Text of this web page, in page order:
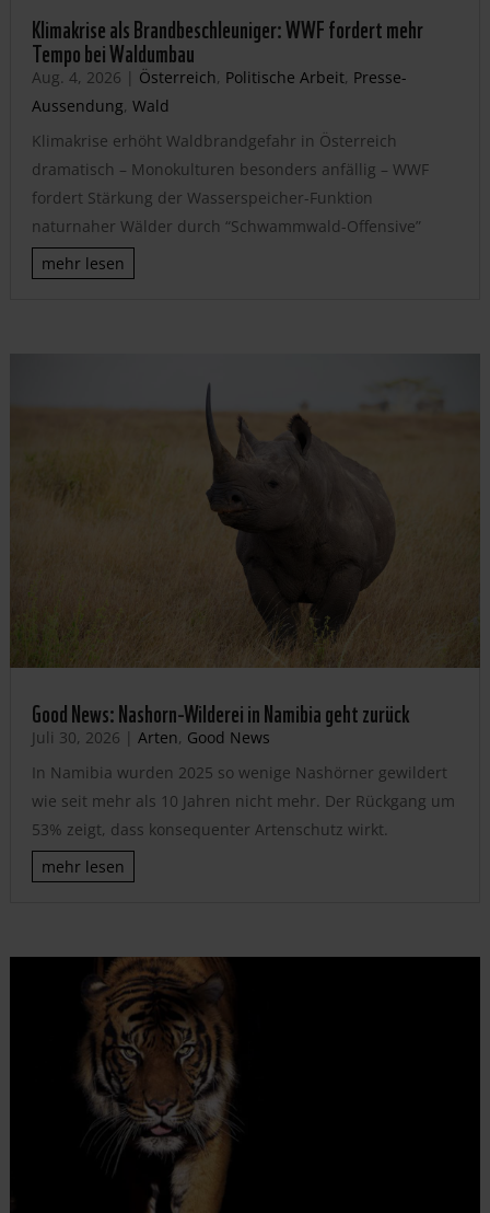
Klimakrise als Brandbeschleuniger: WWF fordert mehr
Tempo bei Waldumbau
Aug. 4, 2026 | Österreich, Politische Arbeit, Presse-
Aussendung, Wald
Klimakrise erhöht Waldbrandgefahr in Österreich
dramatisch – Monokulturen besonders anfällig – WWF
fordert Stärkung der Wasserspeicher-Funktion
naturnaher Wälder durch “Schwammwald-Offensive”
mehr lesen
Good News: Nashorn-Wilderei in Namibia geht zurück
Juli 30, 2026 | Arten, Good News
In Namibia wurden 2025 so wenige Nashörner gewildert
wie seit mehr als 10 Jahren nicht mehr. Der Rückgang um
53% zeigt, dass konsequenter Artenschutz wirkt.
mehr lesen